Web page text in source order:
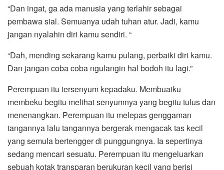
“Dan ingat, ga ada manusia yang terlahir sebagai
pembawa sial. Semuanya udah tuhan atur. Jadi, kamu
jangan nyalahin diri kamu sendiri. “
“Dah, mending sekarang kamu pulang, perbaiki diri kamu.
Dan jangan coba coba ngulangin hal bodoh itu lagi.”
Perempuan itu tersenyum kepadaku. Membuatku
membeku begitu melihat senyumnya yang begitu tulus dan
menenangkan. Perempuan itu melepas genggaman
tangannya lalu tangannya bergerak mengacak tas kecil
yang semula bertengger di punggungnya. Ia sepertinya
sedang mencari sesuatu. Perempuan itu mengeluarkan
sebuah kotak transparan berukuran kecil yang berisi